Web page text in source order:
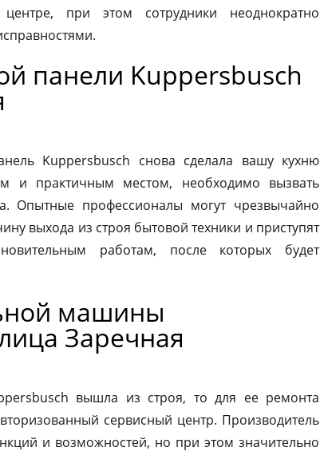
при этом сотрудники неоднократно
панели Kuppersbusch
Kuppersbusch снова сделала вашу кухню
и практичным местом, необходимо вызвать
Опытные профессионалы могут чрезвычайно
выхода из строя бытовой техники и приступят
работам, после которых будет
машины
Заречная
вышла из строя, то для ее ремонта
сервисный центр. Производитель
и возможностей, но при этом значительно